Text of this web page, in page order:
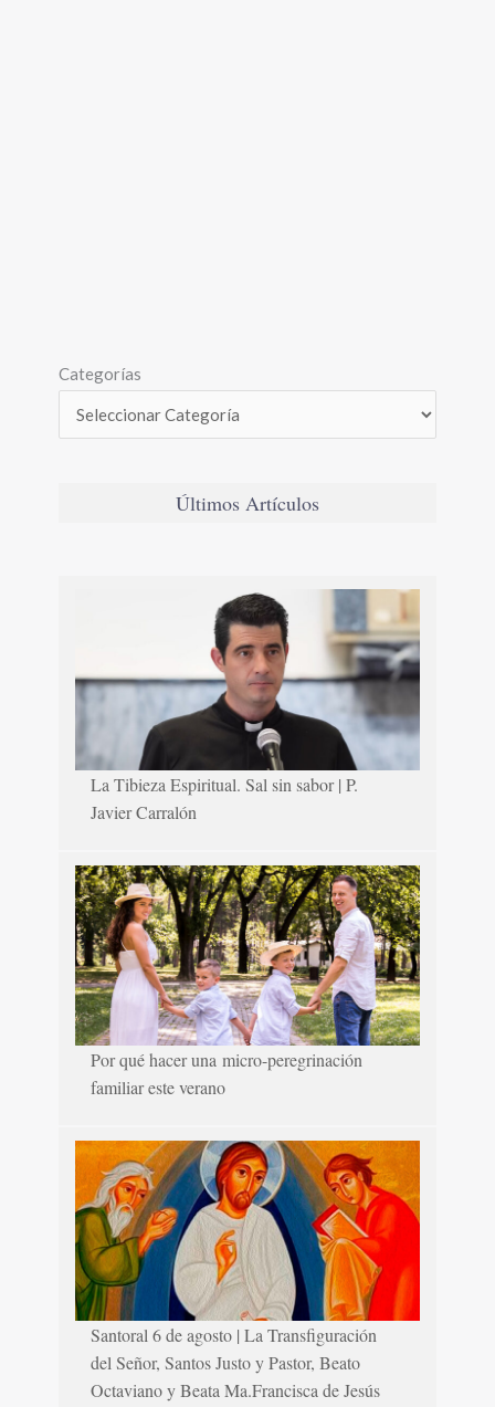
Categorías
Últimos Artículos
La Tibieza Espiritual. Sal sin sabor | P.
Javier Carralón
Por qué hacer una micro-peregrinación
familiar este verano
Santoral 6 de agosto | La Transfiguración
del Señor, Santos Justo y Pastor, Beato
Octaviano y Beata Ma.Francisca de Jesús